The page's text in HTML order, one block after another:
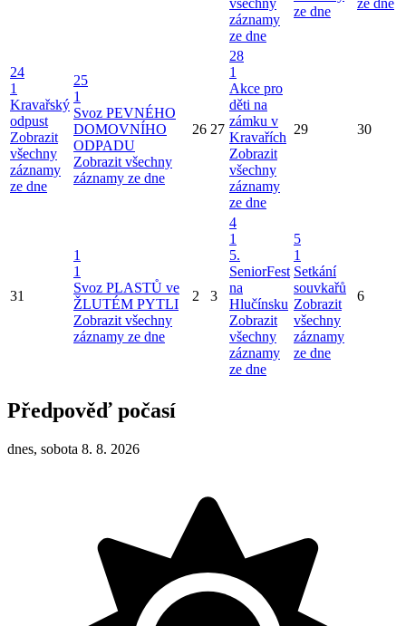
všechny
záznamy
ze dne
ze dne
ze dne
24
1
Kravařský
odpust
Zobrazit
všechny
záznamy
ze dne
25
1
Svoz PEVNÉHO
DOMOVNÍHO
ODPADU
Zobrazit všechny
záznamy ze dne
26 27
28
1
Akce pro
děti na
zámku v
Kravařích
Zobrazit
všechny
záznamy
ze dne
29 30
31
1
1
Svoz PLASTŮ ve
ŽLUTÉM PYTLI
Zobrazit všechny
záznamy ze dne
2 3
4
1
5.
SeniorFest
na
Hlučínsku
Zobrazit
všechny
záznamy
ze dne
5
1
Setkání
souvkařů
Zobrazit
všechny
záznamy
ze dne
6
Předpověď počasí
dnes, sobota 8. 8. 2026